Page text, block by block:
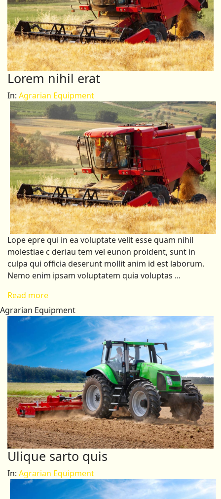
Lorem nihil erat
In: Agrarian Equipment
Lope epre qui in ea voluptate velit esse quam nihil
molestiae c deriau tem vel eunon proident, sunt in
culpa qui officia deserunt mollit anim id est laborum.
Nemo enim ipsam voluptatem quia voluptas ...
Read more
Agrarian Equipment
Ulique sarto quis
In: Agrarian Equipment